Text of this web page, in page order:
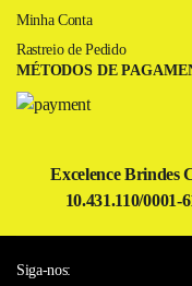
Minha Conta
Rastreio de Pedido
MÉTODOS DE
Excelence Brindes
10.431.110/0001-
Siga-nos: